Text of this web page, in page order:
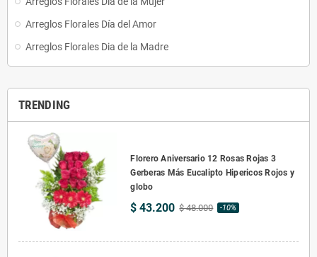
Arreglos Florales Día del Amor
Arreglos Florales Dia de la Madre
TRENDING
Florero Aniversario 12 Rosas Rojas 3
Gerberas Más Eucalipto Hipericos Rojos y
globo
$ 43.200 $ 48.000 -10%